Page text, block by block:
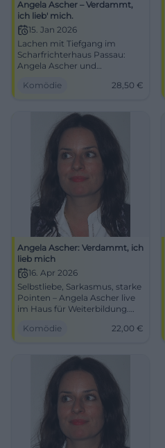
Angela Ascher – Verdammt,
ich lieb' mich.
15. Jan 2026
Lachen mit Tiefgang im
Scharfrichterhaus Passau:
Angela Ascher und
15.01.2026, 20:00 Uhr, Tickets
intime Bühne – jetzt Plätze
sichern. #PassauComedy
Komödie 28,50 €
Angela Ascher: Verdammt, ich
lieb mich
16. Apr 2026
Selbstliebe, Sarkasmus, starke
Pointen – Angela Ascher live
im Haus für Weiterbildung.
Tickets ab 20 €, AK 22 €.
buchen! #AngelaAscher
Komödie 22,00 €